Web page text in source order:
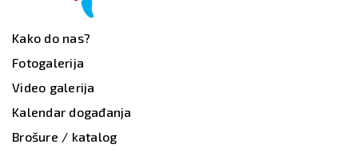
Kako do nas?
Fotogalerija
Video galerija
Kalendar događanja
Brošure / katalog